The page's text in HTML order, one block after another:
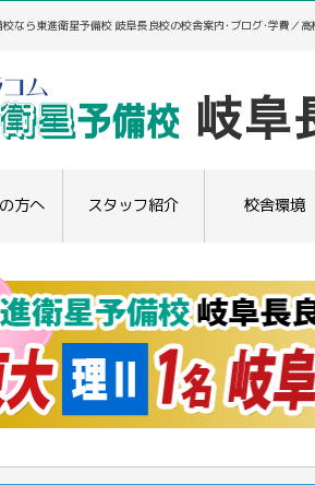
なら東進衛星予備校 岐阜長良校の校舎案内･ブログ･学費／
方へ スタッフ紹介 校舎環境